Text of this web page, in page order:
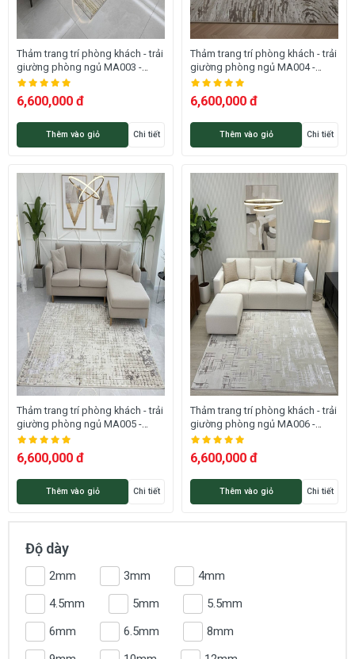
Thảm trang trí phòng khách - trải
giường phòng ngủ MA003 -
ALLORA
6,600,000 đ
Thêm vào giỏ Chi tiết
Thảm trang trí phòng khách - trải
giường phòng ngủ MA004 -
ALLORA
6,600,000 đ
Thêm vào giỏ Chi tiết
Thảm trang trí phòng khách - trải
giường phòng ngủ MA005 -
ALLORA
6,600,000 đ
Thêm vào giỏ Chi tiết
Thảm trang trí phòng khách - trải
giường phòng ngủ MA006 -
ALLORA
6,600,000 đ
Thêm vào giỏ Chi tiết
Độ dày
2mm 3mm
4mm
4.5mm
5mm
5.5mm
6mm
6.5mm
8mm